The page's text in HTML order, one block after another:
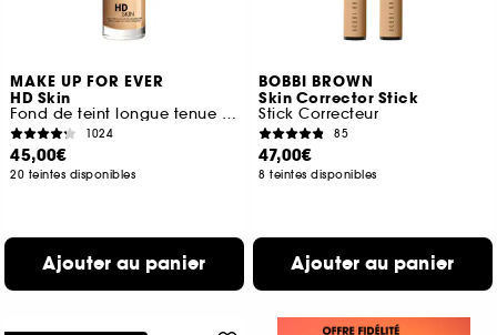
MAKE UP FOR EVER
HD Skin
Fond de teint longue tenue imperceptible
1024
45,00€
20 teintes disponibles
Ajouter au panier
BOBBI BROWN
Skin Corrector Stick
Stick Correcteur
85
47,00€
8 teintes disponibles
Ajouter au panier